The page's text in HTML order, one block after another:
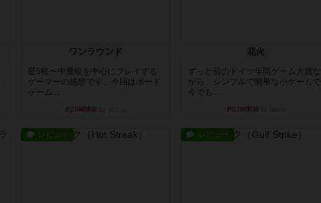
ワンラウンド
星5軽〜中量級を中心にプレイする
ゲーマーの感想です。今回はボード
ゲーム...
約10時間前
花火
ずっと前のドイツ年間ゲーム大賞な
がら、シンプルで簡単な小ゲームで
今でも...
約12時間前
レビュー レビュー